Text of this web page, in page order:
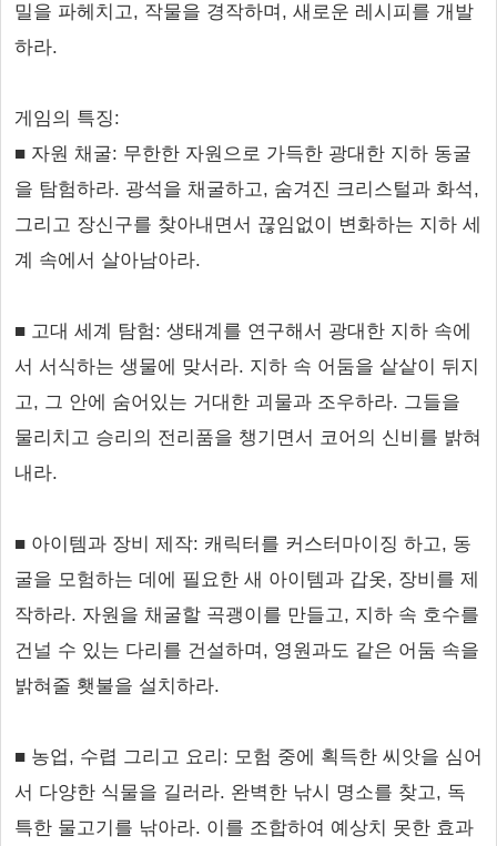
밀을 파헤치고, 작물을 경작하며, 새로운 레시피를 개발
하라.
게임의 특징:
■ 자원 채굴: 무한한 자원으로 가득한 광대한 지하 동굴
을 탐험하라. 광석을 채굴하고, 숨겨진 크리스털과 화석,
그리고 장신구를 찾아내면서 끊임없이 변화하는 지하 세
계 속에서 살아남아라.
■ 고대 세계 탐험: 생태계를 연구해서 광대한 지하 속에
서 서식하는 생물에 맞서라. 지하 속 어둠을 샅샅이 뒤지
고, 그 안에 숨어있는 거대한 괴물과 조우하라. 그들을
물리치고 승리의 전리품을 챙기면서 코어의 신비를 밝혀
내라.
■ 아이템과 장비 제작: 캐릭터를 커스터마이징 하고, 동
굴을 모험하는 데에 필요한 새 아이템과 갑옷, 장비를 제
작하라. 자원을 채굴할 곡괭이를 만들고, 지하 속 호수를
건널 수 있는 다리를 건설하며, 영원과도 같은 어둠 속을
밝혀줄 횃불을 설치하라.
■ 농업, 수렵 그리고 요리: 모험 중에 획득한 씨앗을 심어
서 다양한 식물을 길러라. 완벽한 낚시 명소를 찾고, 독
특한 물고기를 낚아라. 이를 조합하여 예상치 못한 효과